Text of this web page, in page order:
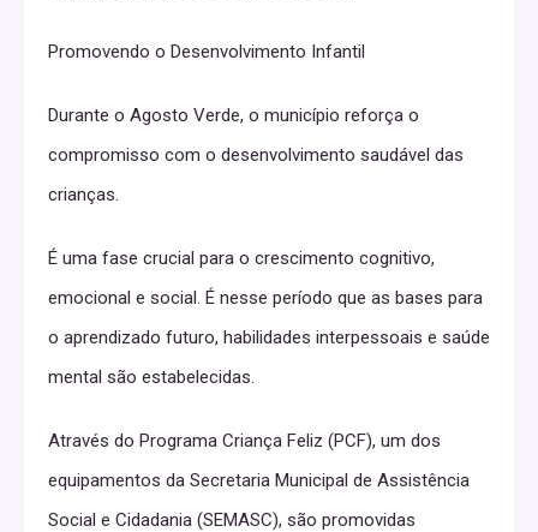
Promovendo o Desenvolvimento Infantil
Durante o Agosto Verde, o município reforça o
compromisso com o desenvolvimento saudável das
crianças.
É uma fase crucial para o crescimento cognitivo,
emocional e social. É nesse período que as bases para
o aprendizado futuro, habilidades interpessoais e saúde
mental são estabelecidas.
Através do Programa Criança Feliz (PCF), um dos
equipamentos da Secretaria Municipal de Assistência
Social e Cidadania (SEMASC), são promovidas